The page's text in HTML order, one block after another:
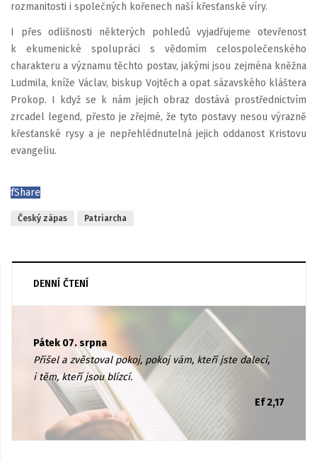
rozmanitosti i společných kořenech naší křesťanské víry.
I přes odlišnosti některých pohledů vyjadřujeme otevřenost
k ekumenické spolupráci s vědomím celospolečenského
charakteru a významu těchto postav, jakými jsou zejména kněžna
Ludmila, kníže Václav, biskup Vojtěch a opat sázavského kláštera
Prokop. I když se k nám jejich obraz dostává prostřednictvím
zrcadel legend, přesto je zřejmé, že tyto postavy nesou výrazně
křesťanské rysy a je nepřehlédnutelná jejich oddanost Kristovu
evangeliu.
fShare
Český zápas Patriarcha
DENNÍ ČTENÍ
Pátek 07. srpna
Přišel a zvěstoval pokoj, pokoj vám, kteří jste dalecí,
i těm, kteří jsou blízcí.
Ef 2,17